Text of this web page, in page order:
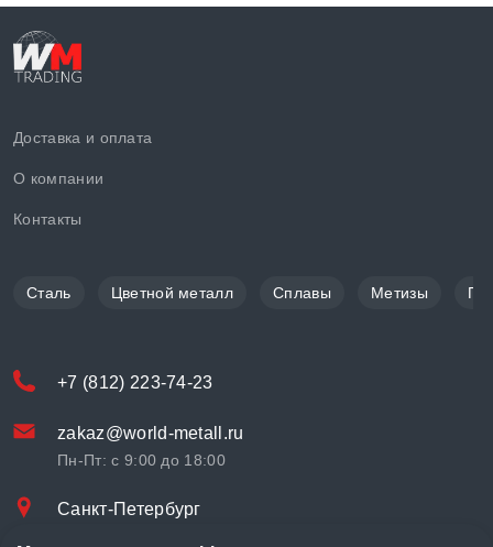
Доставка и оплата
О компании
Контакты
Сталь Цветной металл Сплавы Метизы
+7 (812) 223-74-23
zakaz@world-metall.ru
Пн-Пт: с 9:00 до 18:00
Санкт-Петербург